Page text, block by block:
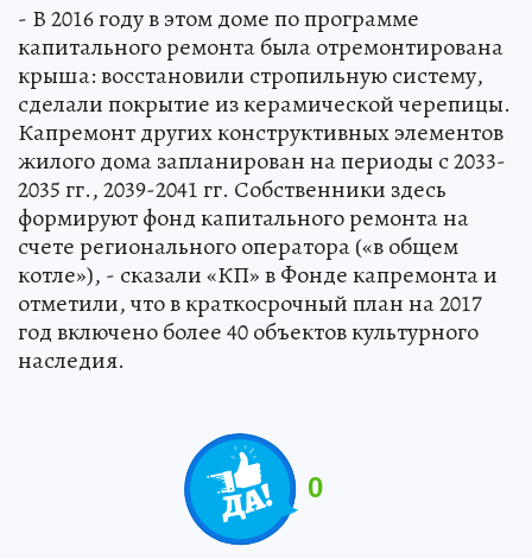
- В 2016 году в этом доме по программе
капитального ремонта была отремонтирована
крыша: восстановили стропильную систему,
сделали покрытие из керамической черепицы.
Капремонт других конструктивных элементов
жилого дома запланирован на периоды с 2033-
2035 гг., 2039-2041 гг. Собственники здесь
формируют фонд капитального ремонта на
счете регионального оператора («в общем
котле»), - сказали «КП» в Фонде капремонта и
отметили, что в краткосрочный план на 2017
год включено более 40 объектов культурного
наследия.
0